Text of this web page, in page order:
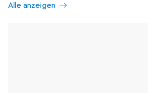
Alle anzeigen